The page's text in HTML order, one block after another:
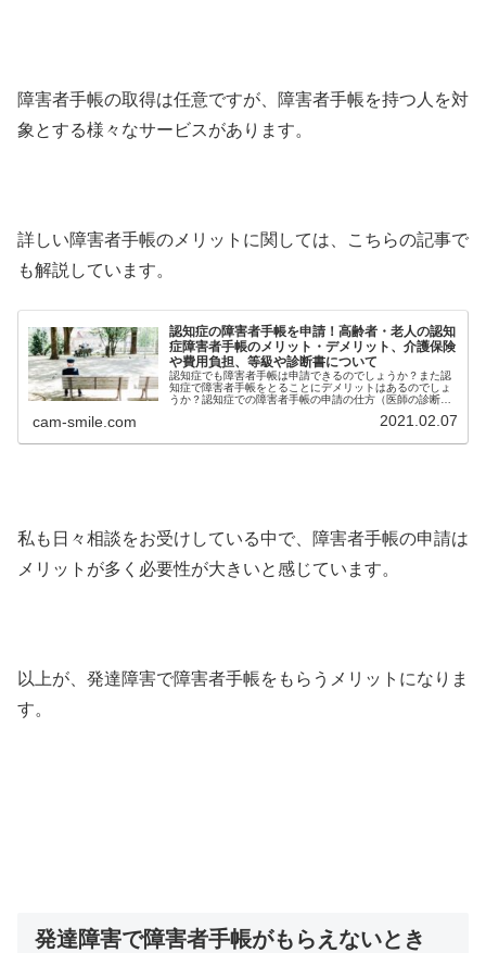
障害者手帳の取得は任意ですが、障害者手帳を持つ人を対
象とする様々なサービスがあります。
詳しい障害者手帳のメリットに関しては、こちらの記事で
も解説しています。
認知症の障害者手帳を申請！高齢者・老人の認知
症障害者手帳のメリット・デメリット、介護保険
や費用負担、等級や診断書について
認知症でも障害者手帳は申請できるのでしょうか？また認
知症で障害者手帳をとることにデメリットはあるのでしょ
うか？認知症での障害者手帳の申請の仕方（医師の診断書
cam-smile.com 2021.02.07
私も日々相談をお受けしている中で、障害者手帳の申請は
メリットが多く必要性が大きいと感じています。
以上が、発達障害で障害者手帳をもらうメリットになりま
す。
発達障害で障害者手帳がもらえないとき